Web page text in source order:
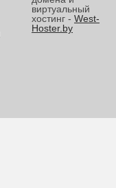
виртуальный
хостинг - West-
Hoster.by